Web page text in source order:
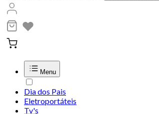
Menu
Dia dos Pais
Eletroportáteis
Tv's